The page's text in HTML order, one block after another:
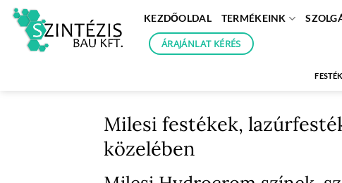
Skip
content
KEZDŐOLDAL TERMÉKEINK
ÁRAJÁNLAT KÉRÉS
Milesi festékek,
közelében